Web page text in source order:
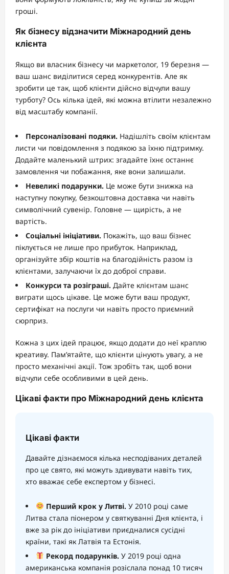
гроші.
Як бізнесу відзначити Міжнародний день
клієнта
Якщо ви власник бізнесу чи маркетолог, 19 березня —
ваш шанс виділитися серед конкурентів. Але як
зробити це так, щоб клієнти дійсно відчули вашу
турботу? Ось кілька ідей, які можна втілити незалежно
від масштабу компанії.
Персоналізовані подяки. Надішліть своїм клієнтам
листи чи повідомлення з подякою за їхню підтримку.
Додайте маленький штрих: згадайте їхнє останнє
замовлення чи побажання, яке вони залишали.
Невеликі подарунки. Це може бути знижка на
наступну покупку, безкоштовна доставка чи навіть
символічний сувенір. Головне — щирість, а не
вартість.
Соціальні ініціативи. Покажіть, що ваш бізнес
піклується не лише про прибуток. Наприклад,
організуйте збір коштів на благодійність разом із
клієнтами, залучаючи їх до доброї справи.
Конкурси та розіграші. Дайте клієнтам шанс
виграти щось цікаве. Це може бути ваш продукт,
сертифікат на послуги чи навіть просто приємний
сюрприз.
Кожна з цих ідей працює, якщо додати до неї краплю
креативу. Пам’ятайте, що клієнти цінують увагу, а не
просто механічні акції. Тож зробіть так, щоб вони
відчули себе особливими в цей день.
Цікаві факти про Міжнародний день клієнта
Цікаві факти
Давайте дізнаємося кілька несподіваних деталей
про це свято, які можуть здивувати навіть тих,
хто вважає себе експертом у бізнесі.
Перший крок у Литві. У 2010 році саме
Литва стала піонером у святкуванні Дня клієнта, і
вже за рік до ініціативи приєдналися сусідні
країни, такі як Латвія та Естонія.
Рекорд подарунків. У 2019 році одна
американська компанія розіслала понад 10 тисяч